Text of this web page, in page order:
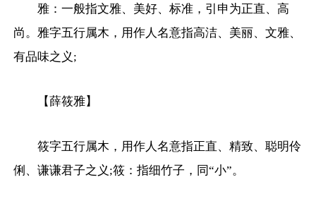
雅：一般指文雅、美好、标准，引申为正直、高
尚。雅字五行属木，用作人名意指高洁、美丽、文雅、
有品味之义;
【薛筱雅】
筱字五行属木，用作人名意指正直、精致、聪明伶
俐、谦谦君子之义;筱：指细竹子，同“小”。